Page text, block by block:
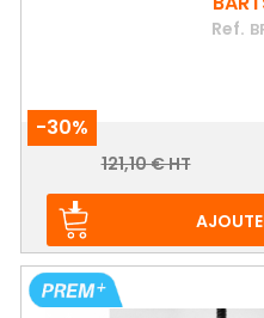
Ref.
-30%
Prix
Prix
121,10 € HT